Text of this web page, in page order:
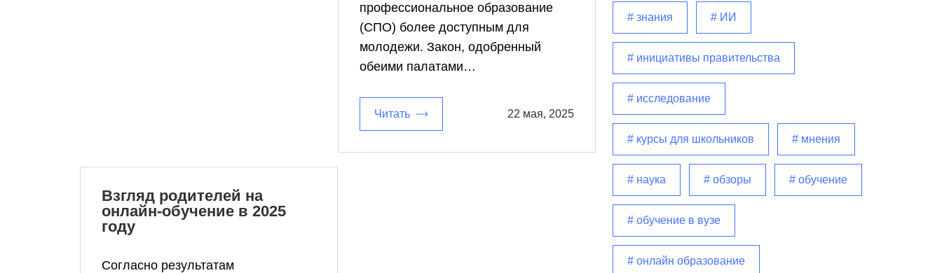
профессиональное образование
(СПО) более доступным для
молодежи. Закон, одобренный
обеими палатами…
Читать 22 мая, 2025
Взгляд родителей на
онлайн-обучение в 2025
году
Согласно результатам
# знания # ИИ
# инициативы правительства
# исследование
# курсы для школьников # мнения
# наука # обзоры # обучение
# обучение в вузе
# онлайн образование